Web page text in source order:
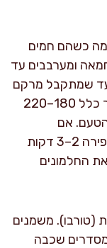
כשהם חמים
חמאה ומערבבים עד
שמתקבל מרקם
קטיפתי אך יציב שמחזיק צורה (בדרך כלל 180–220
לפי הטעם. אם
משתמשים בחלמונים, מקררים את הפירה 2–3 דקות
החלמונים
חום התנור ל-200 מעלות (טורבו). משמנים
כ-24×32 ס״מ. מסדרים שכבה